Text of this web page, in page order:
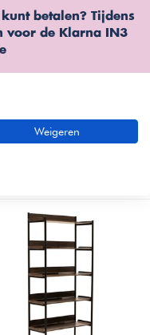
betalen? Tijdens
voor de Klarna IN3
(63 artikelen)
bezoekersgegevens, om
te tonen en om u een
Weigeren